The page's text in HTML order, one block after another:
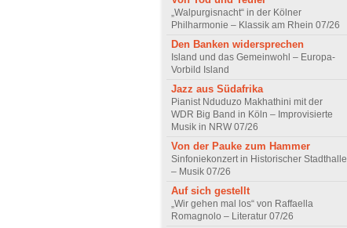
„Walpurgisnacht“ in der Kölner
Philharmonie – Klassik am Rhein 07/26
Den Banken widersprechen
Island und das Gemeinwohl – Europa-
Vorbild Island
Jazz aus Südafrika
Pianist Nduduzo Makhathini mit der
WDR Big Band in Köln – Improvisierte
Musik in NRW 07/26
Von der Pauke zum Hammer
Sinfoniekonzert in Historischer Stadthalle
– Musik 07/26
Auf sich gestellt
„Wir gehen mal los“ von Raffaella
Romagnolo – Literatur 07/26